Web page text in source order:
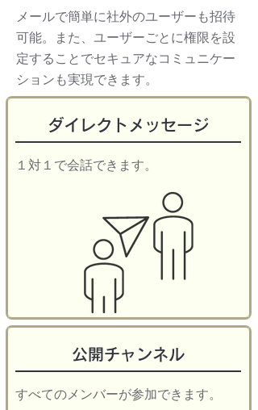
メールで簡単に社外のユーザーも招待
可能。また、ユーザーごとに権限を設
定することでセキュアなコミュニケー
ションも実現できます。
ダイレクトメッセージ
１対１で会話できます。
公開チャンネル
すべてのメンバーが参加できます。